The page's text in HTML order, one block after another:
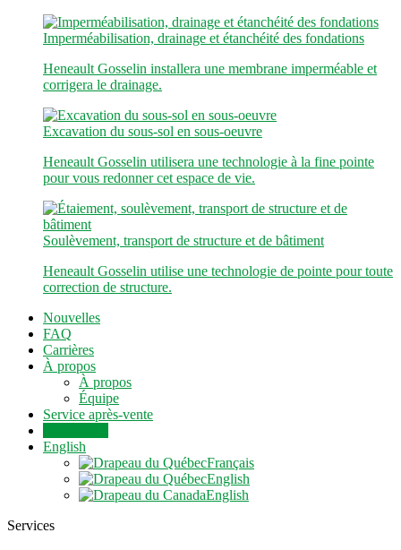
Imperméabilisation, drainage et étanchéité des fondations
Heneault Gosselin installera une membrane imperméable et
corrigera le drainage.
Excavation du sous-sol en sous-oeuvre
Heneault Gosselin utilisera une technologie à la fine pointe
pour vous redonner cet espace de vie.
Soulèvement, transport de structure et de bâtiment
Heneault Gosselin utilise une technologie de pointe pour toute
correction de structure.
Nouvelles
FAQ
Carrières
À propos
À propos
Équipe
Service après-vente
English
Français
English
English
Services